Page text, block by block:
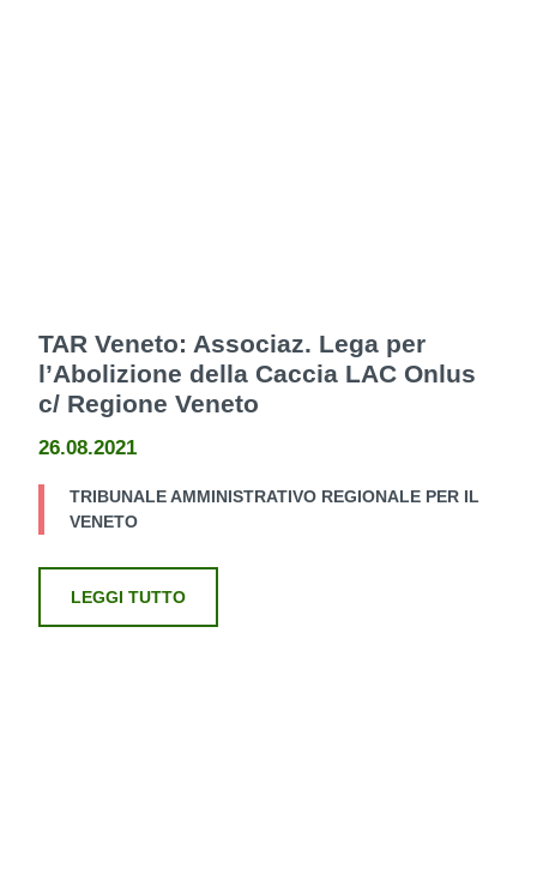
TAR Veneto: Associaz. Lega per
l’Abolizione della Caccia LAC Onlus
c/ Regione Veneto
26.08.2021
TRIBUNALE AMMINISTRATIVO REGIONALE PER IL
VENETO
LEGGI TUTTO